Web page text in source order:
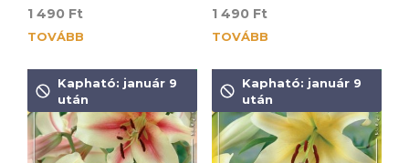
1 490 Ft
TOVÁBB
1 490 Ft
TOVÁBB
Kapható: január 9
után
Kapható: január 9
után